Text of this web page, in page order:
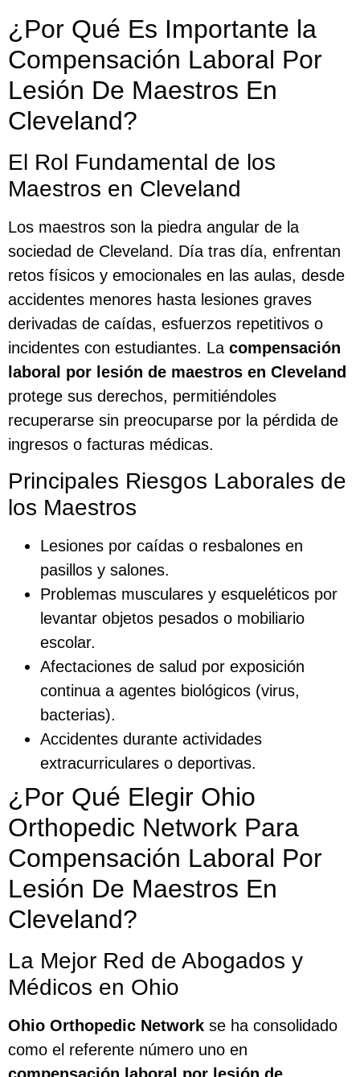
¿Por Qué Es Importante la
Compensación Laboral Por
Lesión De Maestros En
Cleveland?
El Rol Fundamental de los
Maestros en Cleveland
Los maestros son la piedra angular de la
sociedad de Cleveland. Día tras día, enfrentan
retos físicos y emocionales en las aulas, desde
accidentes menores hasta lesiones graves
derivadas de caídas, esfuerzos repetitivos o
incidentes con estudiantes. La compensación
laboral por lesión de maestros en Cleveland
protege sus derechos, permitiéndoles
recuperarse sin preocuparse por la pérdida de
ingresos o facturas médicas.
Principales Riesgos Laborales de
los Maestros
Lesiones por caídas o resbalones en
pasillos y salones.
Problemas musculares y esqueléticos por
levantar objetos pesados o mobiliario
escolar.
Afectaciones de salud por exposición
continua a agentes biológicos (virus,
bacterias).
Accidentes durante actividades
extracurriculares o deportivas.
¿Por Qué Elegir Ohio
Orthopedic Network Para
Compensación Laboral Por
Lesión De Maestros En
Cleveland?
La Mejor Red de Abogados y
Médicos en Ohio
Ohio Orthopedic Network se ha consolidado
como el referente número uno en